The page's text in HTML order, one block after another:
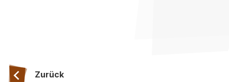
Zurück